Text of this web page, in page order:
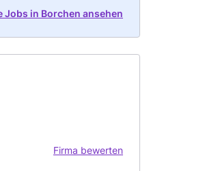
Jobs in Borchen ansehen
Firma bewerten